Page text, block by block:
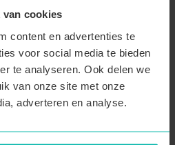
cookies
content en advertenties te
voor social media te bieden
te analyseren. Ook delen we
van onze site met onze
adverteren en analyse.
naar boven